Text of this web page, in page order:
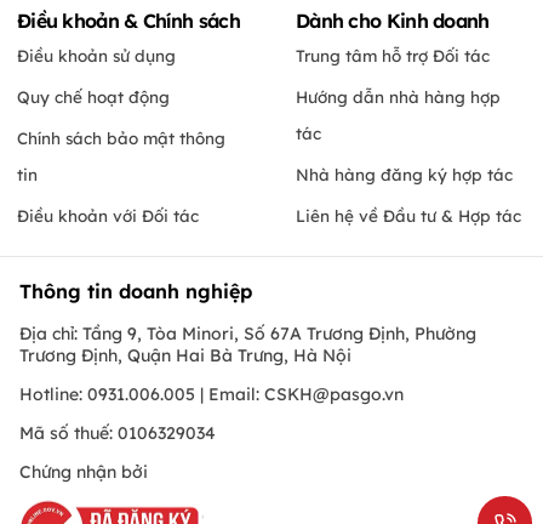
Điều khoản & Chính sách
Điều khoản sử dụng
Quy chế hoạt động
Chính sách bảo mật thông
tin
Điều khoản với Đối tác
Dành cho Kinh doanh
Trung tâm hỗ trợ Đối tác
Hướng dẫn nhà hàng hợp
tác
Nhà hàng đăng ký hợp tác
Liên hệ về Đầu tư & Hợp tác
Thông tin doanh nghiệp
Địa chỉ: Tầng 9, Tòa Minori, Số 67A Trương Định, Phường
Trương Định, Quận Hai Bà Trưng, Hà Nội
Hotline: 0931.006.005 | Email: CSKH@pasgo.vn
Mã số thuế: 0106329034
Chứng nhận bởi